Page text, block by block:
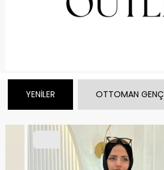
YENİLER OTTOMAN GENÇ